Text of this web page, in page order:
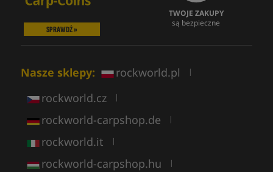
SPRAWDŹ »
TWOJE ZAKUPY
są bezpieczne
Nasze sklepy: rockworld.pl |
rockworld.cz |
rockworld-carpshop.de |
rockworld.it |
rockworld-carpshop.hu |